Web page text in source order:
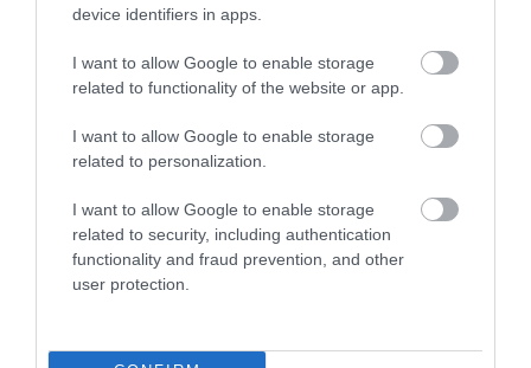
device identifiers in apps.
I want to allow Google to enable storage
related to functionality of the website or app.
I want to allow Google to enable storage
related to personalization.
I want to allow Google to enable storage
related to security, including authentication
functionality and fraud prevention, and other
user protection.